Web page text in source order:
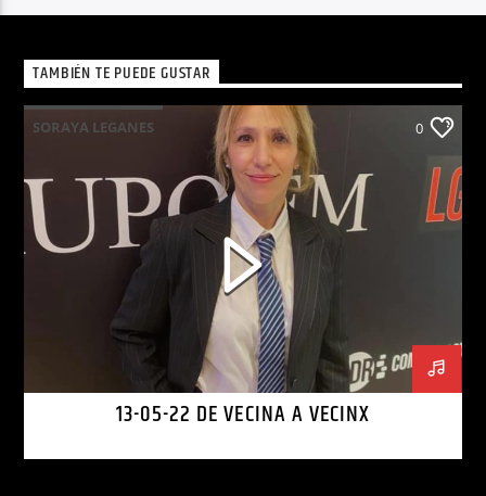
TAMBIÉN TE PUEDE GUSTAR
SORAYA LEGANES 0
13-05-22 DE VECINA A VECINX